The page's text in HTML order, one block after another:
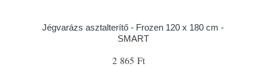
Jégvarázs asztalterítő - Frozen 120 x 180 cm -
SMART
2 865 Ft